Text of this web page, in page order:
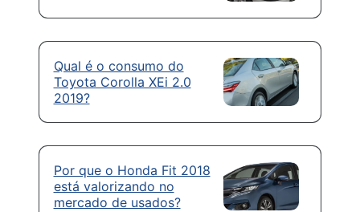
Qual é o consumo do
Toyota Corolla XEi 2.0
2019?
Por que o Honda Fit 2018
está valorizando no
mercado de usados?